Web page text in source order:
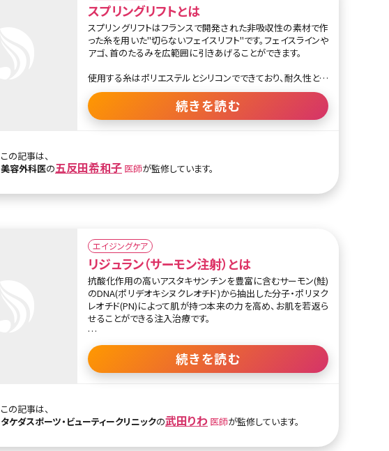
スプリングリフトとは
スプリングリフトはフランスで開発された非吸収性の素材で作
った糸を用いた"切らないフェイスリフト"です。フェイスラインや
アゴ、首のたるみを広範囲に引きあげることができます。
使用する糸はポリエステルとシリコンでできており、耐久性と伸
縮性に優れています。切れたりゆるんだりしにくく、筋肉の動き
に合わせて糸が伸び縮みすることから、つっぱり感や見た目の
不自然さがほとんどありません。また、非吸収性なので長期間
っかり肌をリフトアップしてくれます。
シリコンとポリエステルは生体適合性が高く、体への影響はあ
めです。
続きを読む
この記事は、
美容外科医の五反田希和子 医師が監修しています。
エイジングケア
リジュラン（サーモン注射）とは
抗酸化作用の高いアスタキサンチンを豊富に含むサーモン(鮭)
のDNA(ポリデオキシヌクレオチド)から抽出した分子・ポリヌク
レオチド(PN)によって肌が持つ本来の力を高め、お肌を若返ら
せることができる注入治療です。
リジュランはヒアルロン酸注射のように精製物質を充填するこ
となく、肌の細胞がもつ本来の力を高めてハリを向上させま
す。これによってコラーゲンやヒアルロン酸の産出が増え、肌は
さらにポリヌクレオチド(PN)には血管新生効果や抗炎症効果
もあります。血管が新生され血流が改善すると肌の再生により
よい環境を整えることができます。また、抗炎症効果によって炎
続きを読む
この記事は、
タケダスポーツ・ビューティークリニックの武田りわ 医師が監修しています。